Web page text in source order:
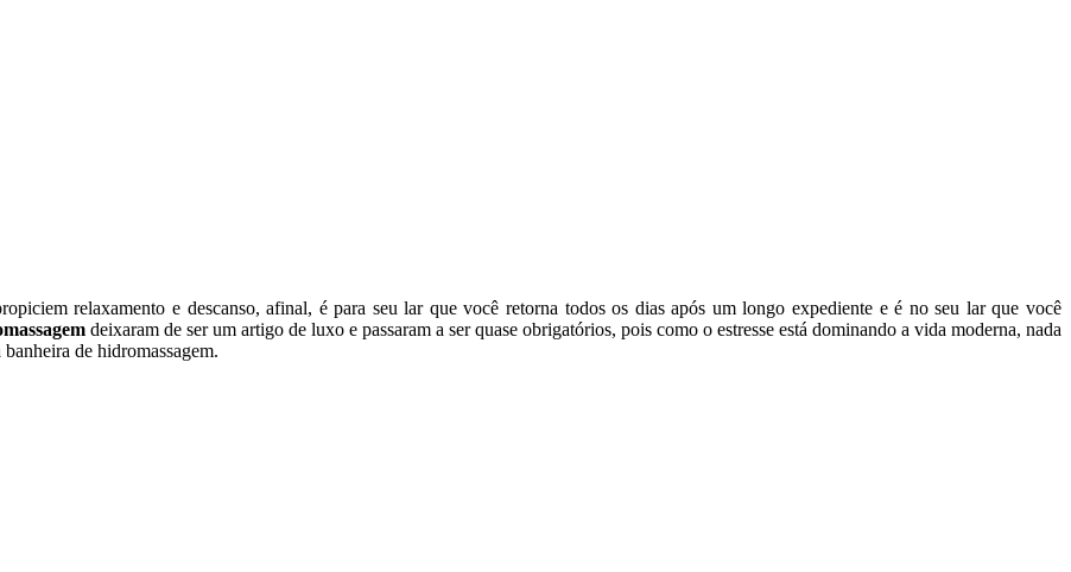
relaxamento e descanso, afinal, é para seu lar que você retorna todos os dias após um longo expediente e é no seu lar que você
deixaram de ser um artigo de luxo e passaram a ser quase obrigatórios, pois como o estresse está dominando a vida moderna, nada
de hidromassagem.